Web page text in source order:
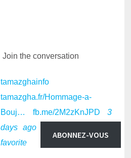
tamazghainfo
tamazgha.fr/Hommage-a-
Bouj…
fb.me/2M2zKnJPD
3
days ago·
favorite
Join the conversation
ABONNEZ-VOUS